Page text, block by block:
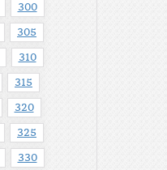
300
305
310
315
320
325
330